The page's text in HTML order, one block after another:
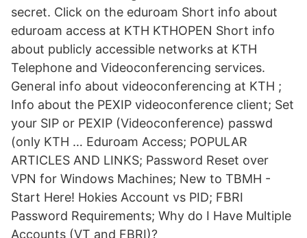
secret. Click on the eduroam Short info about
eduroam access at KTH KTHOPEN Short info
about publicly accessible networks at KTH
Telephone and Videoconferencing services.
General info about videoconferencing at KTH ;
Info about the PEXIP videoconference client; Set
your SIP or PEXIP (Videoconference) passwd
(only KTH … Eduroam Access; POPULAR
ARTICLES AND LINKS; Password Reset over
VPN for Windows Machines; New to TBMH -
Start Here! Hokies Account vs PID; FBRI
Password Requirements; Why do I Have Multiple
Accounts (VT and FBRI)?